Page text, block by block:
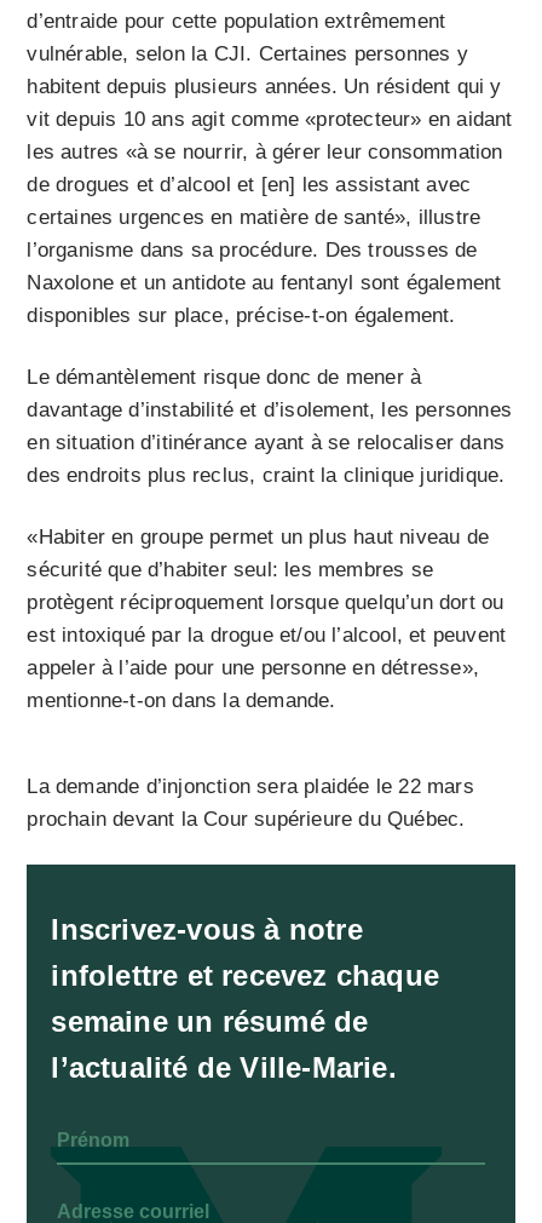
d’entraide pour cette population extrêmement
vulnérable, selon la CJI. Certaines personnes y
habitent depuis plusieurs années. Un résident qui y
vit depuis 10 ans agit comme «protecteur» en aidant
les autres «à se nourrir, à gérer leur consommation
de drogues et d’alcool et [en] les assistant avec
certaines urgences en matière de santé», illustre
l’organisme dans sa procédure. Des trousses de
Naxolone et un antidote au fentanyl sont également
disponibles sur place, précise-t-on également.
Le démantèlement risque donc de mener à
davantage d’instabilité et d’isolement, les personnes
en situation d’itinérance ayant à se relocaliser dans
des endroits plus reclus, craint la clinique juridique.
«Habiter en groupe permet un plus haut niveau de
sécurité que d’habiter seul: les membres se
protègent réciproquement lorsque quelqu’un dort ou
est intoxiqué par la drogue et/ou l’alcool, et peuvent
appeler à l’aide pour une personne en détresse»,
mentionne-t-on dans la demande.
La demande d’injonction sera plaidée le 22 mars
prochain devant la Cour supérieure du Québec.
Inscrivez-vous à notre
infolettre et recevez chaque
semaine un résumé de
l’actualité de Ville-Marie.